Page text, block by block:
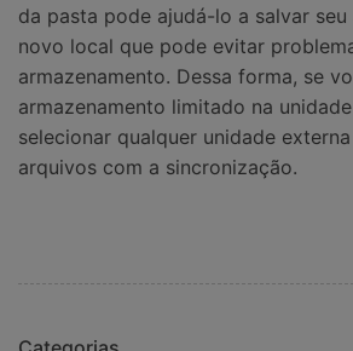
da pasta pode ajudá-lo a salvar
novo local que pode evitar
armazenamento. Dessa forma, se
armazenamento limitado na
selecionar qualquer unidade
arquivos com a sincronização.